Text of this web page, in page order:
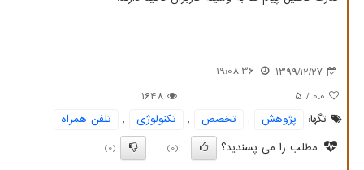
1399/12/27
19:08:36
0.0
/ 5
1648
تگها:
پژوهش , تخصص , تكنولوژی ,
تلفن همراه
مطلب را می پسندید؟
(0)
(0)